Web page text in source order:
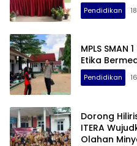
Pendidikan
MPLS
Etika
Pendidikan
Dorong
ITERA
Olahan